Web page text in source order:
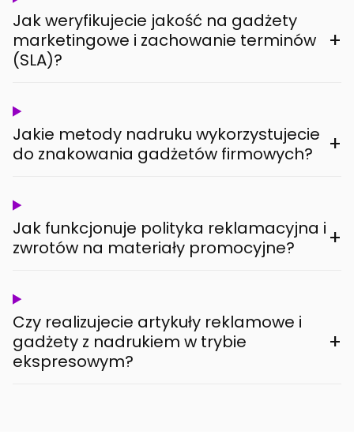
Jak weryfikujecie jakość na gadżety
marketingowe i zachowanie terminów
(SLA)?
+
Jakie metody nadruku wykorzystujecie
do znakowania gadżetów firmowych?
+
Jak funkcjonuje polityka reklamacyjna i
zwrotów na materiały promocyjne?
+
Czy realizujecie artykuły reklamowe i
gadżety z nadrukiem w trybie
ekspresowym?
+